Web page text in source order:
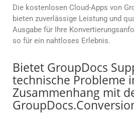
Die kostenlosen Cloud-Apps von
bieten zuverlässige Leistung und
Ausgabe für Ihre
so für ein nahtloses Erlebnis.
Bietet GroupDocs
technische Probleme
Zusammenhang mit